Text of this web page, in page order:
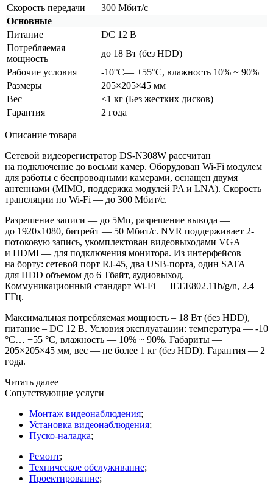
Скорость передачи
300 Мбит/с
Основные
Питание
DC 12 В
Потребляемая
мощность
до 18 Вт (без HDD)
Рабочие условия
-10°C— +55°C, влажность 10% ~ 90%
Размеры
205×205×45 мм
Вес
≤1 кг (Без жестких дисков)
Гарантия
2 года
Описание товара
Сетевой видеорегистратор DS-N308W рассчитан
на подключение до восьми камер. Оборудован Wi-Fi модулем
для работы с беспроводными камерами, оснащен двумя
антеннами (MIMO, поддержка модулей PA и LNA). Скорость
трансляции по Wi-Fi — до 300 Мбит/с.
Разрешение записи — до 5Мп, разрешение вывода —
до 1920х1080, битрейт — 50 Мбит/с. NVR поддерживает 2-
потоковую запись, укомплектован видеовыходами VGA
и HDMI — для подключения монитора. Из интерфейсов
на борту: сетевой порт RJ-45, два USB-порта, один SATA
для HDD объемом до 6 Тбайт, аудиовыход.
Коммуникационный стандарт Wi-Fi — IEEE802.11b/g/n, 2.4
ГГц.
Максимальная потребляемая мощность – 18 Вт (без HDD),
питание – DC 12 В. Условия эксплуатации: температура — -10
°C… +55 °C, влажность — 10% ~ 90%. Габариты —
205×205×45 мм, вес — не более 1 кг (без HDD). Гарантия — 2
года.
Читать далее
Сопутствующие услуги
Монтаж видеонаблюдения;
Установка видеонаблюдения;
Пуско-наладка;
Ремонт;
Техническое обслуживание;
Проектирование;